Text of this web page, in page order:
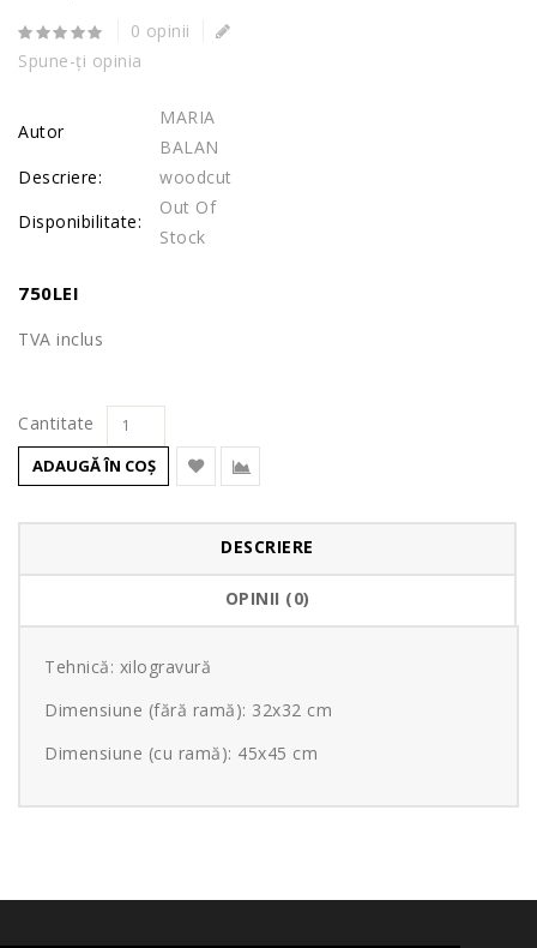
0 opinii
Spune-ţi opinia
Autor
MARIA
BALAN
Descriere:
woodcut
Disponibilitate:
Out Of
Stock
750LEI
TVA inclus
Cantitate
ADAUGĂ ÎN COŞ
DESCRIERE
OPINII (0)
Tehnică: xilogravură
Dimensiune (fără ramă): 32x32 cm
Dimensiune (cu ramă): 45x45 cm